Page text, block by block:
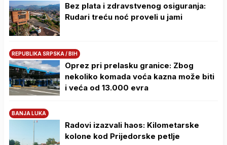
Bez plata i zdravstvenog osiguranja:
Rudari treću noć proveli u jami
REPUBLIKA SRPSKA / BIH
Oprez pri prelasku granice: Zbog
nekoliko komada voća kazna može biti
i veća od 13.000 evra
BANJA LUKA
Radovi izazvali haos: Kilometarske
kolone kod Prijedorske petlje